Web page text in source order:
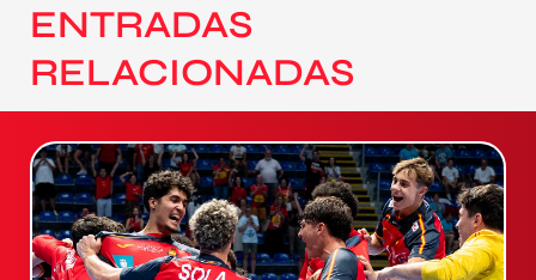
ENTRADAS
RELACIONADAS